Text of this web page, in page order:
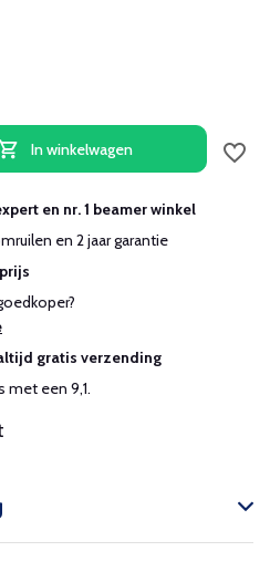
In winkelwagen
en nr. 1 beamer winkel
en 2 jaar garantie
gratis verzending
met een 9,1.